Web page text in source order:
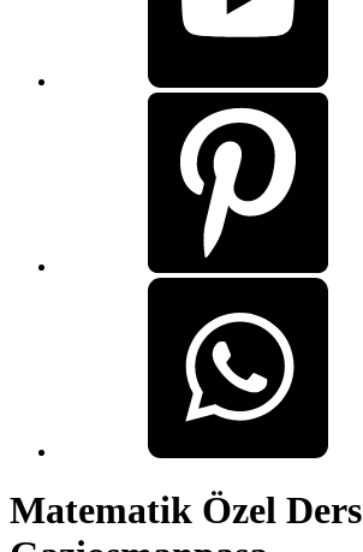
Matematik Özel Ders